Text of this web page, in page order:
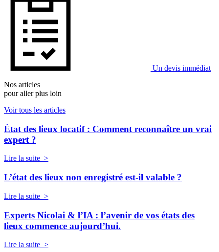
Un devis immédiat
Nos articles
pour aller plus loin
Voir tous les articles
État des lieux locatif : Comment reconnaître un vrai
expert ?
Lire la suite >
L’état des lieux non enregistré est-il valable ?
Lire la suite >
Experts Nicolai & l’IA : l’avenir de vos états des
lieux commence aujourd’hui.
Lire la suite >